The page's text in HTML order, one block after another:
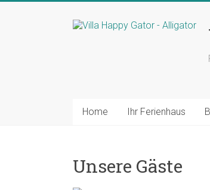
Home Ihr Ferienhaus
Unsere Gäste